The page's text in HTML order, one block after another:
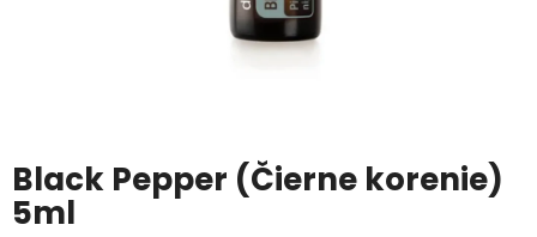
Black Pepper (Čierne korenie)
5ml